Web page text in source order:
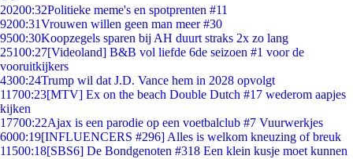
20200:32Politieke meme's en spotprenten #11
9200:31Vrouwen willen geen man meer #30
9500:30Koopzegels sparen bij AH duurt straks 2x zo lang
25100:27[Videoland] B&B vol liefde 6de seizoen #1 voor de
vooruitkijkers
4300:24Trump wil dat J.D. Vance hem in 2028 opvolgt
11700:23[MTV] Ex on the beach Double Dutch #17 wederom aapjes
kijken
17700:22Ajax is een parodie op een voetbalclub #7 Vuurwerkjes
6000:19[INFLUENCERS #296] Alles is welkom kneuzing of breuk
11500:18[SBS6] De Bondgenoten #318 Een klein kusje moet kunnen